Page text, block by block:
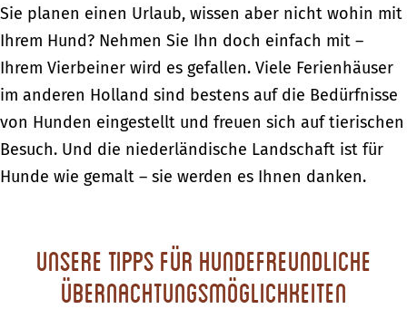
i
e
z
u
r
H
o
p
a
n
Sie planen einen Urlaub, wissen aber nicht wohin mit
Ihrem Hund? Nehmen Sie Ihn doch einfach mit –
Ihrem Vierbeiner wird es gefallen. Viele Ferienhäuser
im anderen Holland sind bestens auf die Bedürfnisse
von Hunden eingestellt und freuen sich auf tierischen
Besuch. Und die niederländische Landschaft ist für
Hunde wie gemalt – sie werden es Ihnen danken.
Unsere Tipps für hundefreundliche
Übernachtungsmöglichkeiten